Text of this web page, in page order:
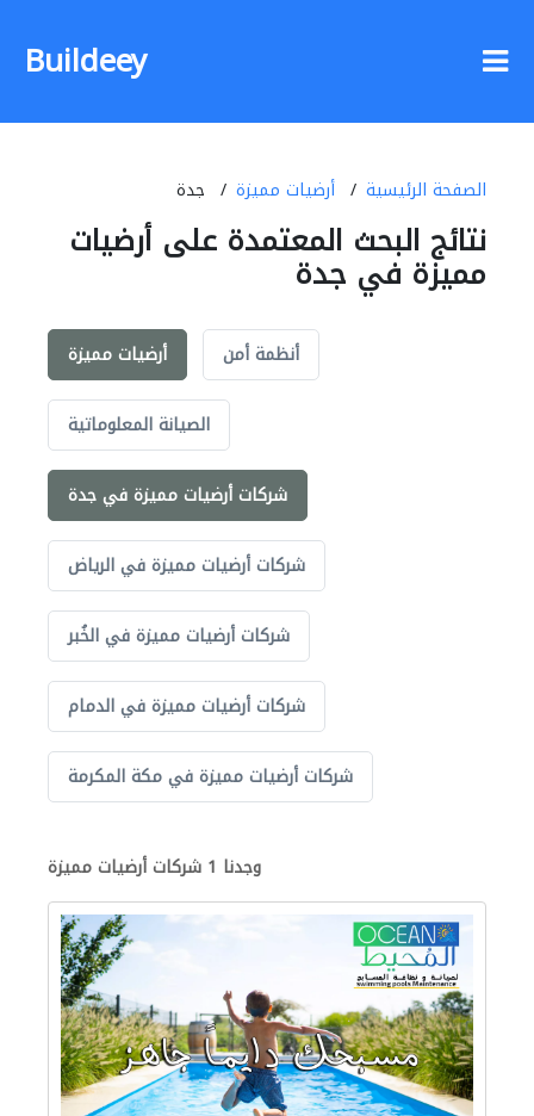
Buildeey
الصفحة الرئيسية أرضيات مميزة جدة
نتائج البحث المعتمدة على أرضيات
مميزة في جدة
أرضيات مميزة أنظمة أمن
الصيانة المعلوماتية
شركات أرضيات مميزة في جدة
شركات أرضيات مميزة في الرياض
شركات أرضيات مميزة في الخُبر
شركات أرضيات مميزة في الدمام
شركات أرضيات مميزة في مكة المكرمة
وجدنا 1 شركات أرضيات مميزة